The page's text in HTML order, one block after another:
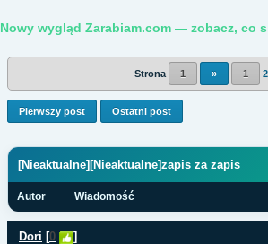
Nowy wygląd Zarabiam.com — zobacz, co
Strona 1 » 1 2
Pierwszy post Ostatni post
[Nieaktualne][Nieaktualne]zapis za zapis
Autor Wiadomość
Dori [0 ]